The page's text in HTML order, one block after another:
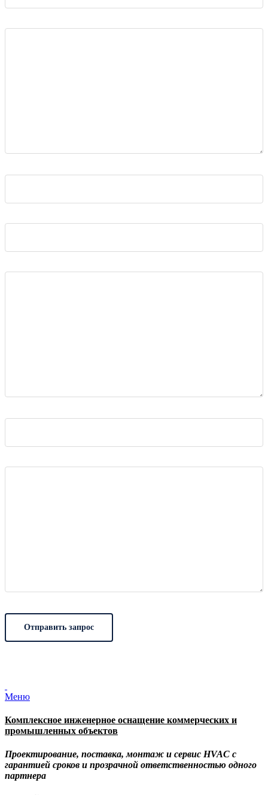
Меню
Комплексное инженерное оснащение коммерческих и
промышленных объектов
Проектирование, поставка, монтаж и сервис HVAC с
гарантией сроков и прозрачной ответственностью одного
партнера